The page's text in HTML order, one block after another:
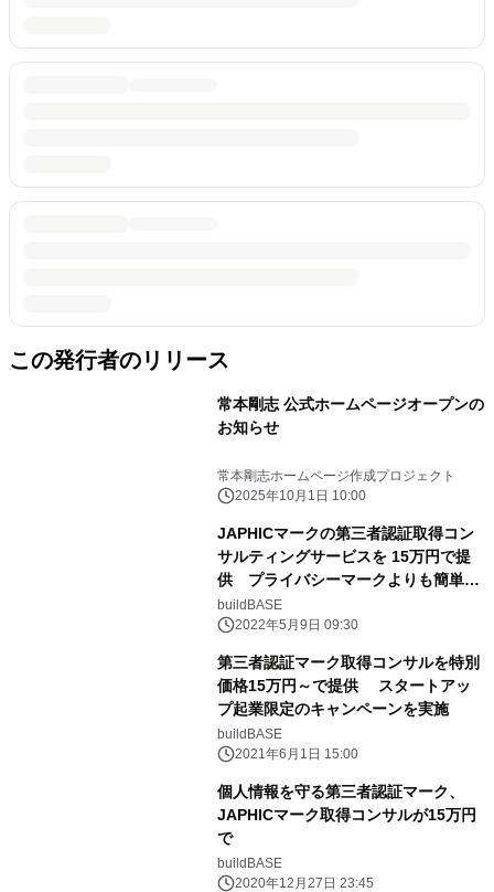
この発行者のリリース
常本剛志 公式ホームページオープンの
お知らせ
常本剛志ホームページ作成プロジェクト
2025年10月1日 10:00
JAPHICマークの第三者認証取得コン
サルティングサービスを 15万円で提
供 プライバシーマークよりも簡単に
取得可能！
buildBASE
2022年5月9日 09:30
第三者認証マーク取得コンサルを特別
価格15万円～で提供 スタートアッ
プ起業限定のキャンペーンを実施
buildBASE
2021年6月1日 15:00
個人情報を守る第三者認証マーク、
JAPHICマーク取得コンサルが15万円
で
buildBASE
2020年12月27日 23:45